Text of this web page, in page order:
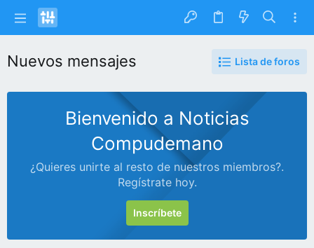
Nuevos mensajes Lista de foros
Bienvenido a Noticias
Compudemano
¿Quieres unirte al resto de nuestros miembros?.
Regístrate hoy.
Inscríbete